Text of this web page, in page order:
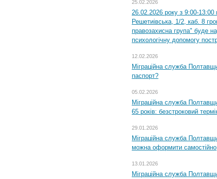
25.02.2026
26.02.2026 року з 9:00-
Решетиівська, 1/2, каб. 8
правозахисна група" буде
психологічну допомогу
12.02.2026
Міграційна служба
паспорт?
05.02.2026
Міграційна служба
65 років: безстроковий
29.01.2026
Міграційна служба
можна оформити самостійно
13.01.2026
Міграційна служба